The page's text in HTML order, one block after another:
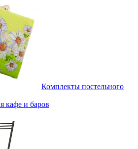
Комплекты постельного
кафе и баров